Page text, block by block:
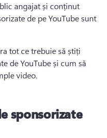
angajat și conținut
de pe YouTube sunt
tot ce trebuie să știți
de YouTube și cum să
video.
sponsorizate